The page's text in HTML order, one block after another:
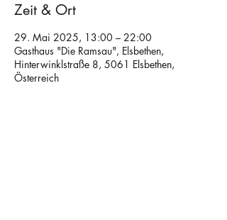
Zeit & Ort
29. Mai 2025, 13:00 – 22:00
Gasthaus "Die Ramsau", Elsbethen,
Hinterwinklstraße 8, 5061 Elsbethen,
Österreich